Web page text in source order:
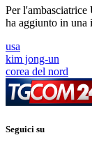
Per
ha aggiunto in una
usa
kim jong-un
corea del nord
Seguici su